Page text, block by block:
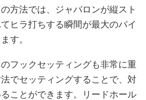
方法では、ジャバロンが縦スト
ヒラ打ちする瞬間が最大のバイ
す。
フックセッティングも非常に重
でセッティングすることで、対
ことができます。リードホール